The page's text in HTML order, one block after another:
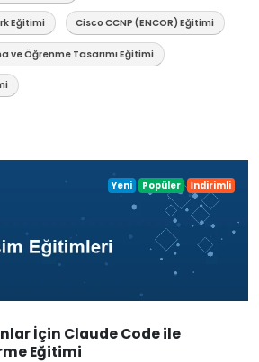
Eğitimi Cisco CCNP (ENCOR) Eğitimi
ve Öğrenme Tasarımı Eğitimi
Yeni Popüler İndirimli
İçin Claude Code ile
Eğitimi